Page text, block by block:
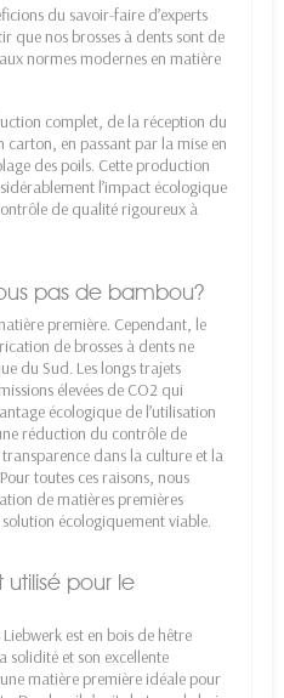
du savoir-faire d’experts
que nos brosses à dents sont de
normes modernes en matière
complet, de la réception du
carton, en passant par la mise en
des poils. Cette production
l’impact écologique
de qualité rigoureux à
pas de bambou?
première. Cependant, le
de brosses à dents ne
du Sud. Les longs trajets
élevées de CO2 qui
écologique de l’utilisation
réduction du contrôle de
dans la culture et la
toutes ces raisons, nous
de matières premières
écologiquement viable.
pour le
est en bois de hêtre
solidité et son excellente
matière première idéale pour